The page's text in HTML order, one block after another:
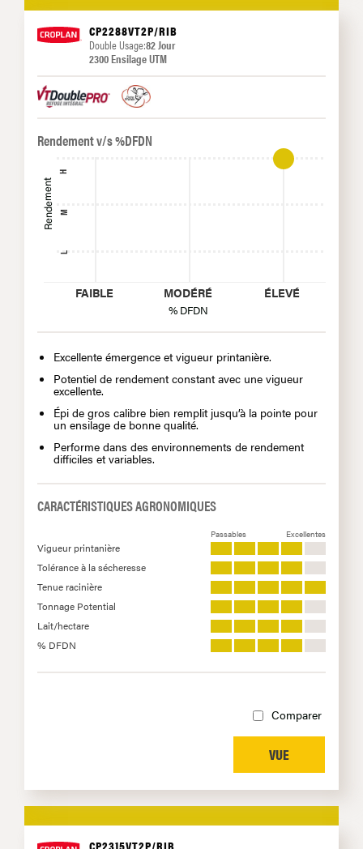
CP2288VT2P/RIB
Double Usage:82 Jour
2300 Ensilage UTM
Rendement v/s %DFDN
Rendement
L
M
H
FAIBLE MODÉRÉ ÉLEVÉ
% DFDN
Excellente émergence et vigueur printanière.
Potentiel de rendement constant avec une vigueur
excellente.
Épi de gros calibre bien remplit jusqu’à la pointe pour
un ensilage de bonne qualité.
Performe dans des environnements de rendement
difficiles et variables.
CARACTÉRISTIQUES AGRONOMIQUES
Passables Excellentes
Vigueur printanière
Tolérance à la sécheresse
Tenue racinière
Tonnage Potential
Lait/hectare
% DFDN
Comparer
VUE
CP2315VT2P/RIB